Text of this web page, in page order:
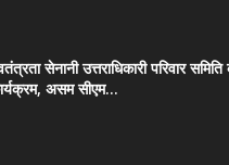
सेनानी उत्तराधिकारी परिवार
असम सीएम...